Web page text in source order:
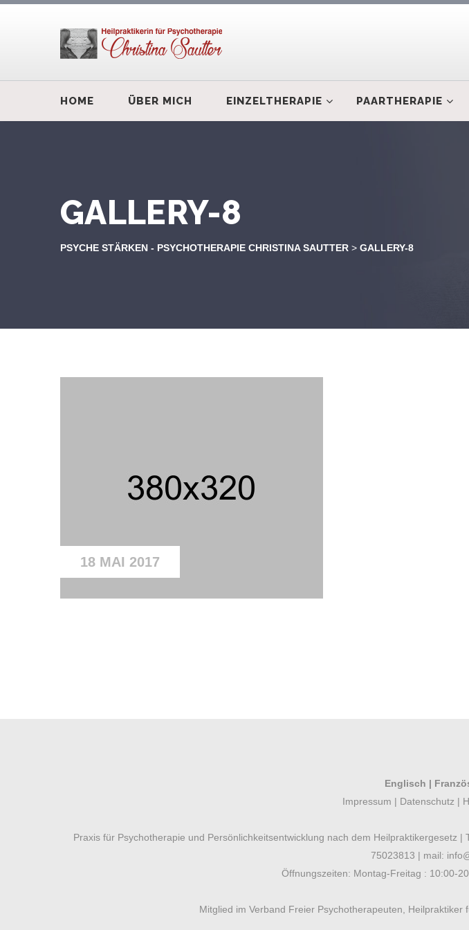
HOME ÜBER MICH EINZELTHERAPIE PAARTHERAPIE
GALLERY-8
PSYCHE STÄRKEN - PSYCHOTHERAPIE CHRISTINA SAUTTER > GALLERY-8
18 MAI 2017
Englisch |
Impressum | Datenschutz |
Praxis für Psychotherapie und Persönlichkeitsentwicklung nach dem
75023813 | mail:
Öffnungszeiten: Montag-Freitag : 10:00-
Mitglied im Verband Freier Psychotherapeuten,